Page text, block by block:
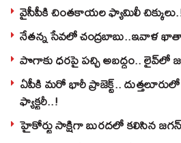
వైసీపీకి చింతకాయల ఫ్యామిలీ
నేతన్న సేవలో చంద్రబాబు..ఇవాళ
పొగాకు ధరపై పచ్చి అబద్దం.. లైవ్‌లో
ఏపీకి మరో భారీ ప్రాజెక్ట్..
ఫ్యాక్టరీ..!
హైకోర్టు సాక్షిగా బురదలో కలిసిన జగన్